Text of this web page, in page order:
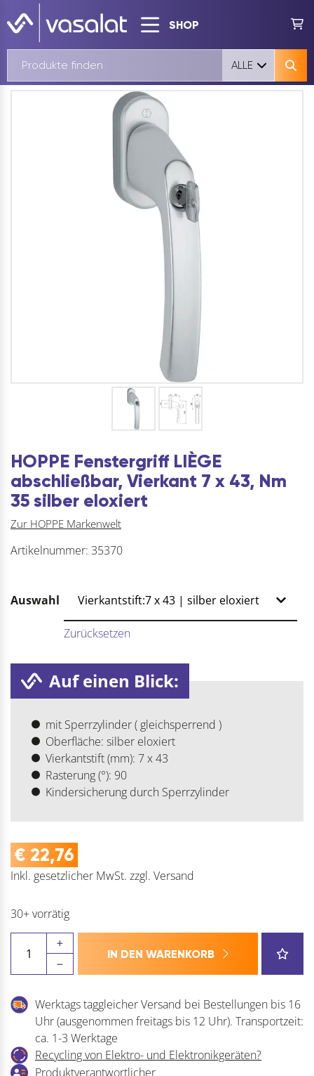
SHOP
ALLE
HOPPE Fenstergriff LIÈGE
abschließbar, Vierkant 7 x 43, Nm
35 silber eloxiert
Zur HOPPE Markenwelt
Artikelnummer: 35370
Auswahl
Zurücksetzen
Auf einen Blick:
mit Sperrzylinder ( gleichsperrend )
Oberfläche: silber eloxiert
Vierkantstift (mm): 7 x 43
Rasterung (°): 90
Kindersicherung durch Sperrzylinder
€ 22,76
Inkl. gesetzlicher MwSt. zzgl. Versand
30+ vorrätig
Fenstergriff
LIÈGE
Menge
IN DEN WARENKORB
Werktags taggleicher Versand bei Bestellungen bis 16
Uhr (ausgenommen freitags bis 12 Uhr). Transportzeit:
ca. 1-3 Werktage
Recycling von Elektro- und Elektronikgeräten?
Produktverantwortlicher